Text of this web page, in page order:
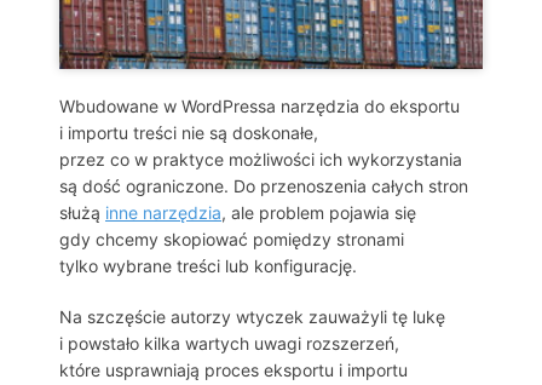
Wbudowane w WordPressa narzędzia do eksportu
i importu treści nie są doskonałe,
przez co w praktyce możliwości ich wykorzystania
są dość ograniczone. Do przenoszenia całych stron
służą inne narzędzia, ale problem pojawia się
gdy chcemy skopiować pomiędzy stronami
tylko wybrane treści lub konfigurację.
Na szczęście autorzy wtyczek zauważyli tę lukę
i powstało kilka wartych uwagi rozszerzeń,
które usprawniają proces eksportu i importu